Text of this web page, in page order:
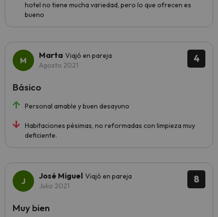
hotel no tiene mucha variedad, pero lo que ofrecen es
bueno
4
Marta Viajó en pareja
Agosto 2021
Personal amable y buen desayuno
Habitaciones pésimas, no reformadas con limpieza muy
deficiente.
Básico
8
José Miguel Viajó en pareja
Julio 2021
Muy bien